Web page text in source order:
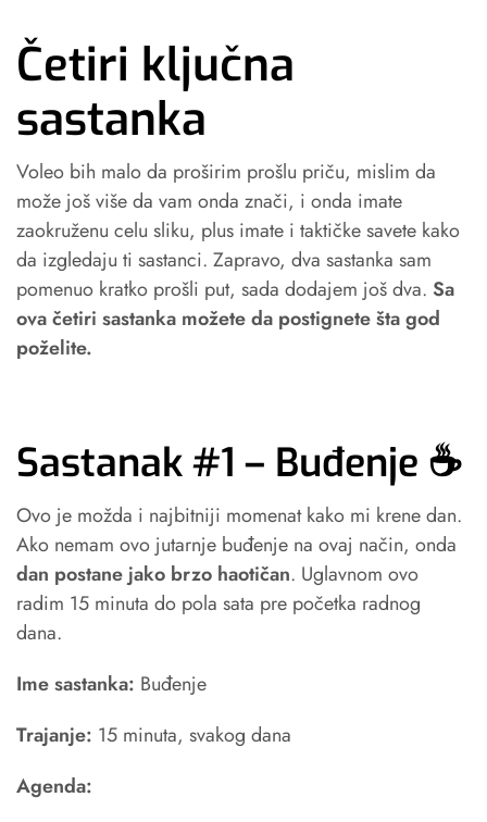
Četiri ključna
sastanka
Voleo bih malo da proširim prošlu priču, mislim da
može još više da vam onda znači, i onda imate
zaokruženu celu sliku, plus imate i taktičke savete kako
da izgledaju ti sastanci. Zapravo, dva sastanka sam
pomenuo kratko prošli put, sada dodajem još dva. Sa
ova četiri sastanka možete da postignete šta god
poželite.
Sastanak #1 – Buđenje ☕️
Ovo je možda i najbitniji momenat kako mi krene dan.
Ako nemam ovo jutarnje buđenje na ovaj način, onda
dan postane jako brzo haotičan. Uglavnom ovo
radim 15 minuta do pola sata pre početka radnog
dana.
Ime sastanka: Buđenje
Trajanje: 15 minuta, svakog dana
Agenda: